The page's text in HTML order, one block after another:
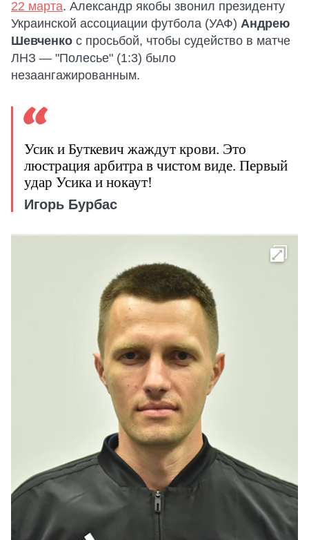
22 марта. Александр якобы звонил президенту
Украинской ассоциации футбола (УАФ) Андрею
Шевченко с просьбой, чтобы судейство в матче
ЛНЗ — "Полесье" (1:3) было
незаангажированным.
Усик и Буткевич жаждут крови. Это
люстрация арбитра в чистом виде. Первый
удар Усика и нокаут!
Игорь Бурбас